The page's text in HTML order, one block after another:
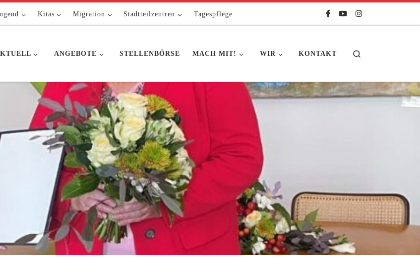
Kitas Migration Stadtteilzentren Tagespflege
ANGEBOTE STELLENBÖRSE MACH MIT! WIR KONTAKT